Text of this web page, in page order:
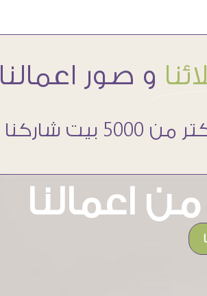
و صور اعمالنا
بيت شاركنا فى اننا نخلى حوائطهم اجمل
اعمالنا